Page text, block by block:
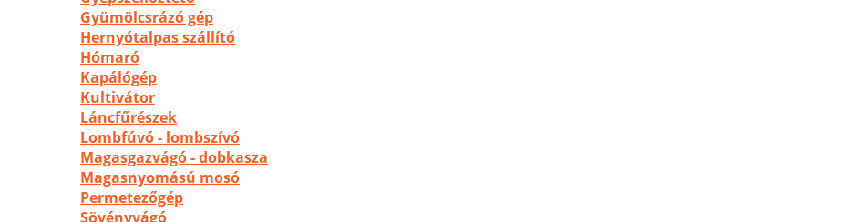
Gyümölcsrázó gép
Hernyótalpas szállító
Hómaró
Kapálógép
Kultivátor
Láncfűrészek
Lombfúvó - lombszívó
Magasgazvágó - dobkasza
Magasnyomású mosó
Permetezőgép
Sövényvágó